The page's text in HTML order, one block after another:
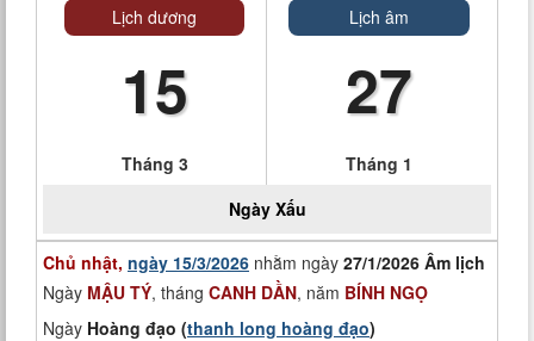
Lịch dương
15
Tháng 3
Lịch âm
27
Tháng 1
Ngày Xấu
Chủ nhật, ngày 15/3/2026 nhằm ngày 27/1/2026 Âm lịch
Ngày MẬU TÝ, tháng CANH DẦN, năm BÍNH NGỌ
Ngày Hoàng đạo (thanh long hoàng đạo)